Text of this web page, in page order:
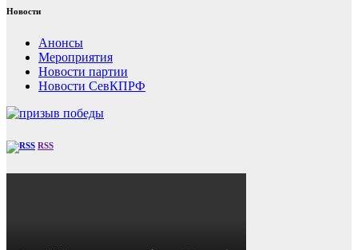
Новости
Анонсы
Мероприятия
Новости партии
Новости СевКПРФ
RSS